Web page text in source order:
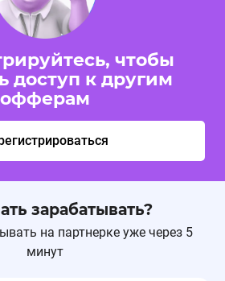
чтобы
доступ к другим
офферам
зарабатывать?
на партнерке уже через 5
минут